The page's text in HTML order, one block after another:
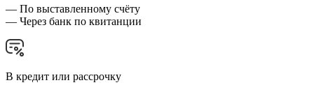
— По выставленному счёту
— Через банк по квитанции
В кредит или рассрочку